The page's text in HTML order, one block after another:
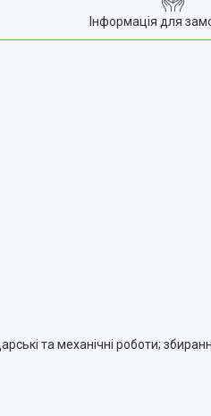
Інформація для
та механічні роботи;